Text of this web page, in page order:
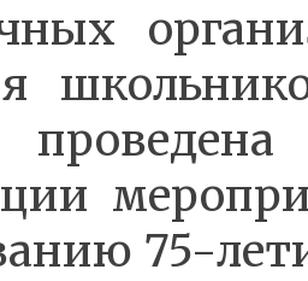
75-